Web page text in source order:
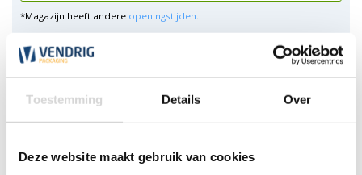
Toestemming Details Over
Deze website maakt gebruik van cookies
*Magazijn heeft andere openingstijden.
0348 4791 95
Chat
WhatsApp 0348 479195